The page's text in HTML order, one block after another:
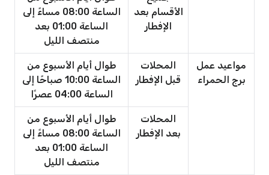
الأقسام بعد
الإفطار
الساعة 08:00 مساءً إلى
الساعة 01:00 بعد
منتصف الليل
مواعيد عمل
برج الحمراء
المحلات
قبل الإفطار
طوال أيام الأسبوع من
الساعة 10:00 صباحًا إلى
الساعة 04:00 عصرًا
المحلات
بعد الإفطار
طوال أيام الأسبوع من
الساعة 08:00 مساءً إلى
الساعة 01:00 بعد
منتصف الليل